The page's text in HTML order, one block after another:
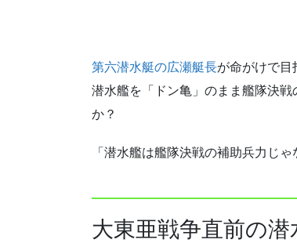
第六潜水艇の広瀬艇長が命がけで目
潜水艦を「ドン亀」のまま艦隊決
か？
「潜水艦は艦隊決戦の補助兵力じ
大東亜戦争直前の